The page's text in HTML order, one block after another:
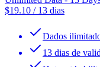
$19.10 / 13 dias
Dados
13 dias de